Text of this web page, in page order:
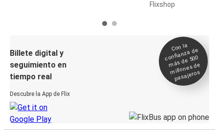
Flixshop
Billete digital y
seguimiento en
tiempo real
Descubre la App de Flix
Con la
confianza de
más de 500
millones de
pasajeros